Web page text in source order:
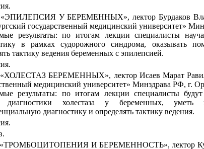
«ЭПИЛЕПСИЯ У БЕРЕМЕННЫХ», лектор Бурдаков
государственный медицинский университет»
результаты: по итогам лекции специалисты
в рамках судорожного синдрома, оказывать
тактику ведения беременных с эпилепсией.
БЕРЕМЕННЫХ», лектор Исаев Марат
медицинский университет» Минздрава РФ, г.
результаты: по итогам лекции специалисты
диагностики холестаза у беременных, уметь
диагностику и определять тактику ведения.
«ТРОМБОЦИТОПЕНИЯ И БЕРЕМЕННОСТЬ», лектор